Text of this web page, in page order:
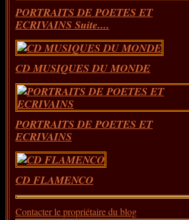
PORTRAITS DE POETES ET
ECRIVAINS Suite....
CD MUSIQUES DU MONDE
PORTRAITS DE POETES ET
ECRIVAINS
CD FLAMENCO
Contacter le propriétaire du blog